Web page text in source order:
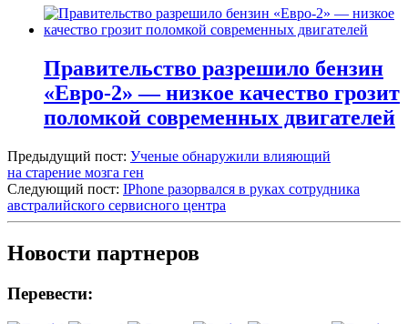
Правительство разрешило бензин
«Евро-2» — низкое качество грозит
поломкой современных двигателей
Предыдущий пост: Ученые обнаружили влияющий
на старение мозга ген
Следующий пост: IPhone разорвался в руках сотрудника
австралийского сервисного центра
Новости партнеров
Перевести: